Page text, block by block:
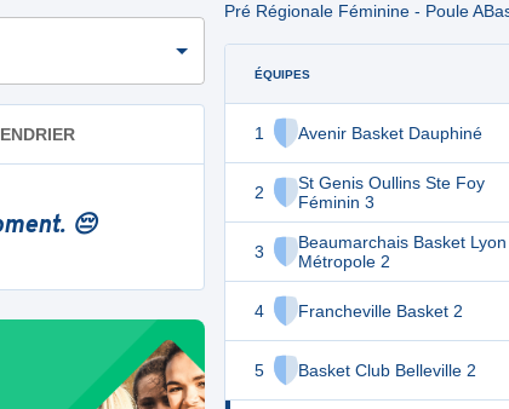
😔
Pré Régionale Féminine - Poule
ÉQUIPES
1 Avenir Basket Dauphiné
2
St Genis Oullins Ste Foy
Féminin 3
3
Beaumarchais Basket Lyon
Métropole 2
4 Francheville Basket 2
5 Basket Club Belleville 2